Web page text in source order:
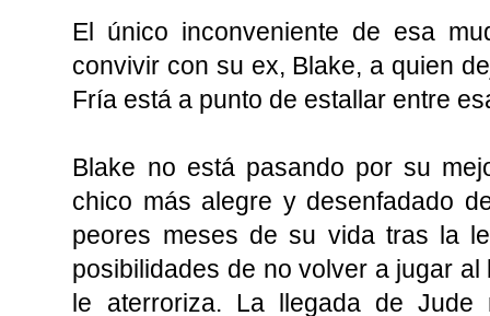
El único inconveniente de esa
convivir con su ex, Blake, a quien
Fría está a punto de estallar entre
Blake no está pasando por su
chico más alegre y desenfadado
peores meses de su vida tras la
posibilidades de no volver a jugar
le aterroriza. La llegada de